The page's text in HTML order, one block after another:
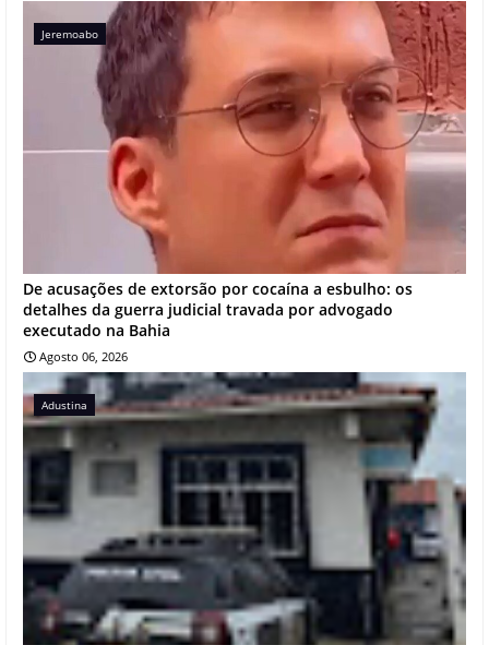
Jeremoabo
De acusações de extorsão por cocaína a esbulho: os
detalhes da guerra judicial travada por advogado
executado na Bahia
Agosto 06, 2026
Adustina